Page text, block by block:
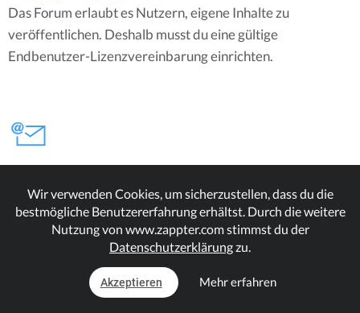
Das Forum erlaubt es Nutzern, eigene Inhalte zu
veröffentlichen. Deshalb musst du eine gültige
Endbenutzer-Lizenzvereinbarung einrichten.
Benachrichtigungs-E-Mail-Adresse für gemeldete
Inhalte festlegen
Wir verwenden Cookies, um sicherzustellen, dass du die
bestmögliche Benutzererfahrung erhältst. Durch die weitere
Nutzung von www.zappter.com stimmst du der
Datenschutzerklärungzu.
Akzeptieren Mehr erfahren